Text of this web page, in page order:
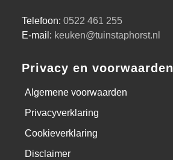
Telefoon: 0522 461 255
E-mail: keuken@tuinstaphorst.nl
Privacy en voorwaarden
Algemene voorwaarden
Privacyverklaring
Cookieverklaring
Disclaimer